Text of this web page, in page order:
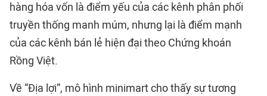
hàng hóa vốn là điểm yếu của các kênh phân phối
truyền thống manh múm, nhưng lại là điểm mạnh
của các kênh bán lẻ hiện đại theo Chứng khoán
Rồng Việt.
Về “Địa lợi”, mô hình minimart cho thấy sự tương